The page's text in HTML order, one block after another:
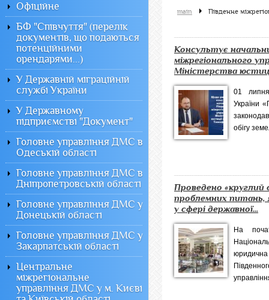
main Південне
Консультує
міжрегіонального
Міністерства
01
України
обігу
Проведено «круглий
проблемних питань,
у сфері державної...
На
Офiцiйне
БФ "Співчуття" (перелік
документів, що подаються
потенційними
орендарями...)
У Державній міграційній
службі України
У Державному
підприємстві "Документ"
Головне управління ДМС в
Одеській області
Головне управління ДМС в
Дніпропетровській області
Головне управління ДМС у
Донецькій області
Головне управління ДМС у
Закарпатській області
Центральне
міжрегіональне
управління ДМС у м. Києві